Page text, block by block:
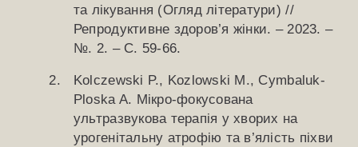
та лікування (Огляд літератури) //
Репродуктивне здоров’я жінки. – 2023. –
№. 2. – С. 59-66.
Kolczewski P., Kozlowski M., Cymbaluk-
Ploska A. Мікро-фокусована
ультразвукова терапія у хворих на
урогенітальну атрофію та в’ялість піхви